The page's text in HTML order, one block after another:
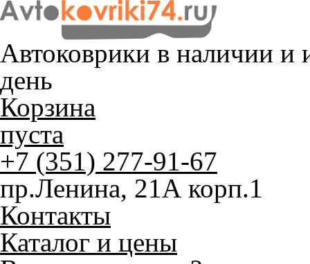
Автоковрики в наличии и
день
Корзина
пуста
+7 (351) 277-91-67
пр.Ленина, 21А корп.1
Контакты
Каталог и цены